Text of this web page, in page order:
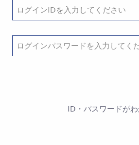
ID・パスワードが